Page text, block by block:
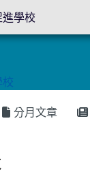
分月文章
進學校